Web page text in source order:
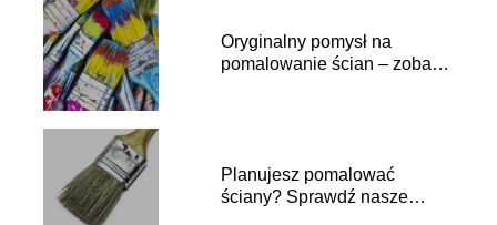
Oryginalny pomysł na
pomalowanie ścian – zobacz
Planujesz pomalować
ściany? Sprawdź nasze